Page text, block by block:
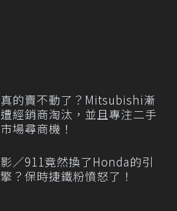
真的賣不動了？Mitsubishi漸
遭經銷商淘汰，並且專注二手
市場尋商機！
影／911竟然換了Honda的引
擎？保時捷鐵粉憤怒了！